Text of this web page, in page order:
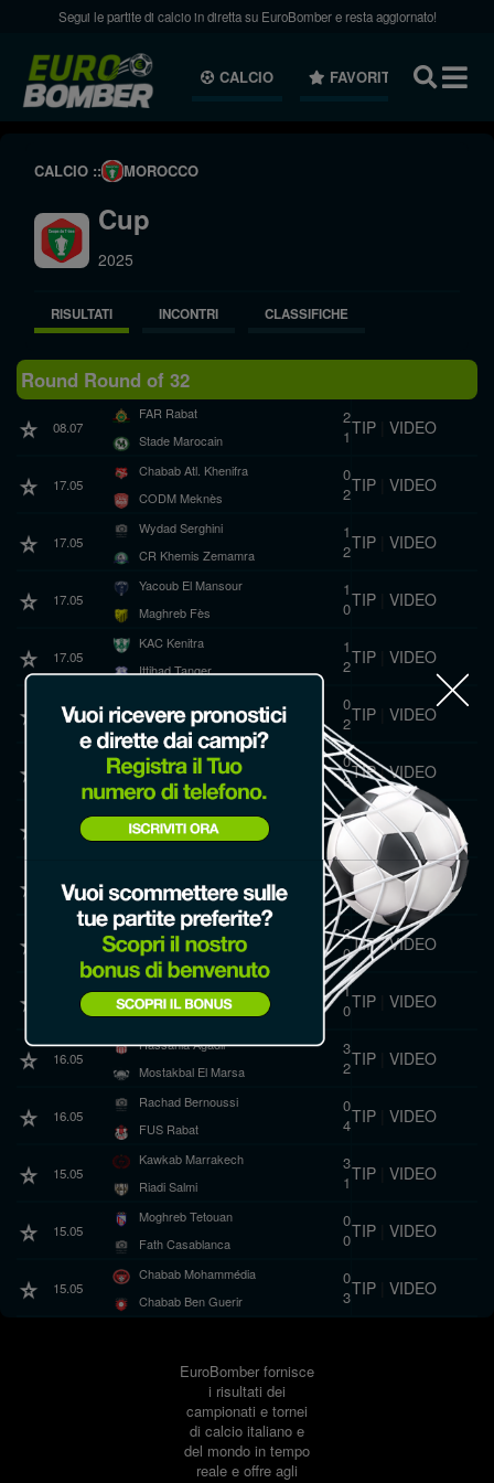
Segui le partite di calcio in diretta su EuroBomber e resta aggiornato!
CALCIO FAVORITI NEWS
CALCIO :: MOROCCO
Cup
2025
RISULTATI INCONTRI CLASSIFICHE
Round Round of 32
08.07
FAR Rabat
Stade Marocain
2
1TIP| VIDEO
17.05
Chabab Atl. Khenifra
CODM Meknès
0
2TIP| VIDEO
17.05
Wydad Serghini
CR Khemis Zemamra
1
2TIP| VIDEO
17.05
Yacoub El Mansour
Maghreb Fès
1
0TIP| VIDEO
17.05
KAC Kenitra
Ittihad Tanger
1
2TIP| VIDEO
17.05
Wydad AC
0
2TIP| VIDEO
Amal Tiznit
Difaa EL Jadida
0
3TIP|VIDEO
16.05
Renaissance Berkane
Wydad Fès
3TIP|VIDEO
16.05
Olympique Dcheïra
3
0TIP|VIDEO
Raja Casablanca
El Massira
2
0TIP|VIDEO
16.05
UTS Rabat
Fath Nador
1
0TIP| VIDEO
16.05
Hassania Agadir
Mostakbal El Marsa
3
2TIP| VIDEO
16.05
Rachad Bernoussi
FUS Rabat
0
4TIP| VIDEO
15.05
Kawkab Marrakech
Riadi Salmi
3
1TIP| VIDEO
15.05
Moghreb Tetouan
Fath Casablanca
0
0TIP| VIDEO
15.05
Chabab Mohammédia
Chabab Ben Guerir
0
3TIP| VIDEO
EuroBomber fornisce
i risultati dei
campionati e tornei
di calcio italiano e
del mondo in tempo
reale e offre agli